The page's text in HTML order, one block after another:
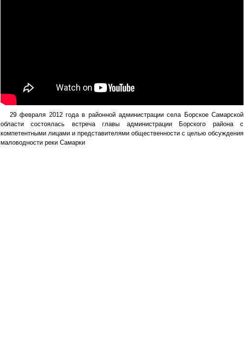
29 февраля 2012 года в районной администрации села Борское Самарской
области состоялась встреча главы администрации Борского района с
компетентными лицами и представителями общественности с целью обсуждения
маловодности реки Самарки